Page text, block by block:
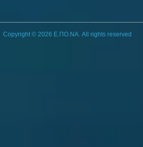
Copyright © 2026 Ε.ΠΟ.ΝΑ. All rights reserved